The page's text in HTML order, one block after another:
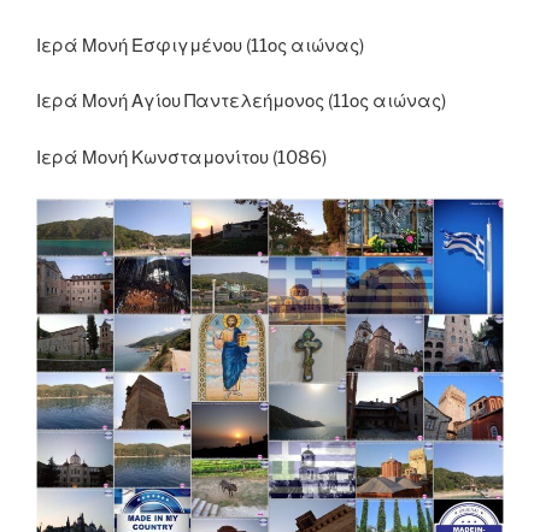
Ιερά Μονή Εσφιγμένου (11ος αιώνας)
Ιερά Μονή Αγίου Παντελεήμονος (11ος αιώνας)
Ιερά Μονή Κωνσταμονίτου (1086)